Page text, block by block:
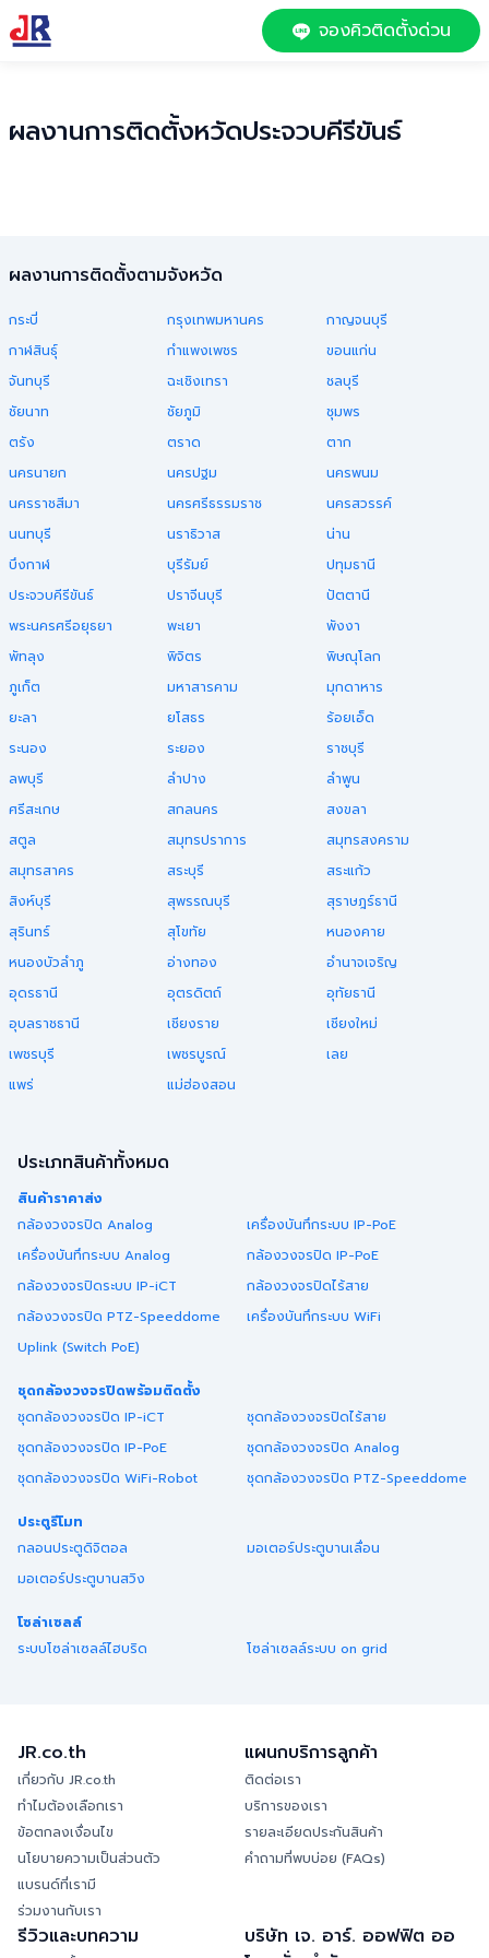
จองคิวติดตั้งด่วน
ผลงานการติดตั้งหวัดประจวบคีรีขันธ์
ผลงานการติดตั้งตามจังหวัด
กระบี่ กรุงเทพมหานคร
กาญจนบุรี
กาฬสินธุ์
กำแพงเพชร
ขอนแก่น
จันทบุรี
ฉะเชิงเทรา
ชลบุรี
ชัยนาท
ชัยภูมิ
ชุมพร
ตรัง
ตราด
ตาก
นครนายก
นครปฐม
นครพนม
นครราชสีมา
นครศรีธรรมราช
นครสวรรค์
นนทบุรี
นราธิวาส
น่าน
บึงกาฬ
บุรีรัมย์
ปทุมธานี
ประจวบคีรีขันธ์
ปราจีนบุรี
ปัตตานี
พระนครศรีอยุธยา
พะเยา
พังงา
พัทลุง
พิจิตร
พิษณุโลก
ภูเก็ต
มหาสารคาม
มุกดาหาร
ยะลา
ยโสธร
ร้อยเอ็ด
ระนอง
ระยอง
ราชบุรี
ลพบุรี
ลำปาง
ลำพูน
ศรีสะเกษ
สกลนคร
สงขลา
สตูล
สมุทรปราการ
สมุทรสงคราม
สมุทรสาคร
สระบุรี
สระแก้ว
สิงห์บุรี
สุพรรณบุรี
สุราษฎร์ธานี
สุรินทร์
สุโขทัย
หนองคาย
หนองบัวลำภู
อ่างทอง
อำนาจเจริญ
อุดรธานี
อุตรดิตถ์
อุทัยธานี
อุบลราชธานี
เชียงราย
เชียงใหม่
เพชรบุรี
เพชรบูรณ์
เลย
แพร่
แม่ฮ่องสอน
ประเภทสินค้าทั้งหมด
สินค้าราคาส่ง
กล้องวงจรปิด Analog
เครื่องบันทึกระบบ IP-PoE
เครื่องบันทึกระบบ Analog
กล้องวงจรปิด IP-PoE
กล้องวงจรปิดระบบ IP-iCT
กล้องวงจรปิดไร้สาย
กล้องวงจรปิด PTZ-Speeddome
เครื่องบันทึกระบบ WiFi
Uplink (Switch PoE)
ชุดกล้องวงจรปิดพร้อมติดตั้ง
ชุดกล้องวงจรปิด IP-iCT
ชุดกล้องวงจรปิดไร้สาย
ชุดกล้องวงจรปิด IP-PoE
ชุดกล้องวงจรปิด Analog
ชุดกล้องวงจรปิด WiFi-Robot
ชุดกล้องวงจรปิด PTZ-Speeddome
ประตูรีโมท
กลอนประตูดิจิตอล
มอเตอร์ประตูบานเลื่อน
มอเตอร์ประตูบานสวิง
โซล่าเซลล์
ระบบโซล่าเซลล์ไฮบริด
โซล่าเซลล์ระบบ on grid
JR.co.th
เกี่ยวกับ JR.co.th
ทำไมต้องเลือกเรา
ข้อตกลงเงื่อนไข
นโยบายความเป็นส่วนตัว
แบรนด์ที่เรามี
ร่วมงานกับเรา
แผนกบริการลูกค้า
ติดต่อเรา
บริการของเรา
รายละเอียดประกันสินค้า
คำถามที่พบบ่อย (FAQs)
รีวิวและบทความ
บริษัท เจ. อาร์. ออฟฟิต ออ